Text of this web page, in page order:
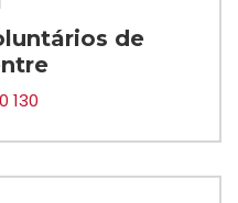
de
130